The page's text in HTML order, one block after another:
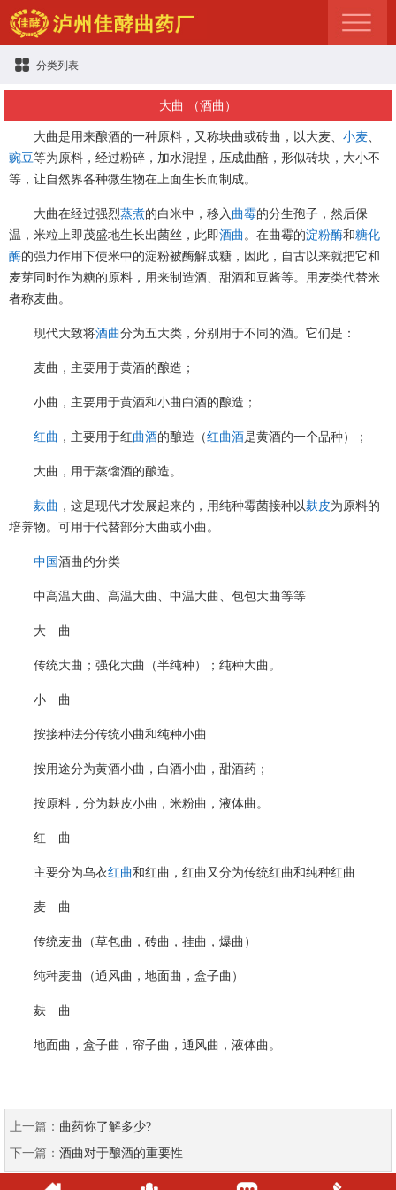
分类列表
大曲 （酒曲）
大曲是用来酿酒的一种原料，又称块曲或砖曲，以大麦、 小麦
豌豆等为原料，经过粉碎，加水混捏，压成曲醅，形似砖块，大小不
等，让自然界各种微生物在上面生长而制成。
大曲在经过强烈蒸煮的白米中，移入 曲霉的分生孢子，然后保
温，米粒上即茂盛地生长出菌丝，此即酒曲 。在曲霉的淀粉酶和糖化
酶的强力作用下使米中的淀粉被酶解成糖，因此，自古以来就把它和
麦芽同时作为糖的原料，用来制造酒、甜酒和豆酱等。用麦类代替米
者称麦曲。
现代大致将酒曲分为五大类，分别用于不同的酒。它们是：
麦曲，主要用于黄酒的酿造；
小曲，主要用于黄酒和小曲白酒的酿造；
红曲 ，主要用于红曲酒的酿造（红曲酒是黄酒的一个品种）；
大曲，用于蒸馏酒的酿造。
麸曲 ，这是现代才发展起来的，用纯种霉菌接种以麸皮为原料的
培养物。可用于代替部分大曲或小曲。
中国酒曲的分类
中高温大曲、高温大曲、中温大曲、包包大曲等等
大 曲
传统大曲；强化大曲（半纯种）；纯种大曲。
小 曲
按接种法分传统小曲和纯种小曲
按用途分为黄酒小曲，白酒小曲，甜酒药；
按原料，分为麸皮小曲，米粉曲，液体曲。
红 曲
主要分为乌衣红曲和红曲，红曲又分为传统红曲和纯种红曲
麦 曲
传统麦曲（草包曲，砖曲，挂曲，爆曲）
纯种麦曲（通风曲，地面曲，盒子曲）
麸 曲
地面曲，盒子曲，帘子曲，通风曲，液体曲。
上一篇： 曲药你了解多少?
下一篇： 酒曲对于酿酒的重要性